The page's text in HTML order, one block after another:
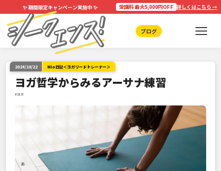
✨期間限定キャンペーン実施中✨ 受講料 最大5,000円OFF 詳しくはこちら →
ブログ
2024/10/22 Mio日記＜ヨガリードトレーナー＞
ヨガ哲学からみるアーサナ練習
#ヨガ